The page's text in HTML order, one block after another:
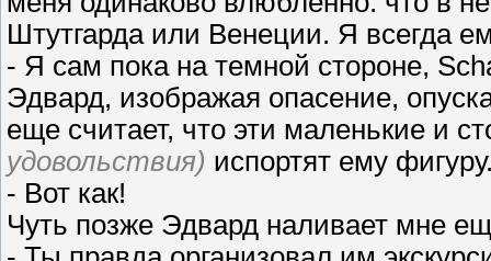
Штутгарда или Венеции. Я всегда
- Я сам пока на темной стороне,
Эдвард, изображая опасение,
еще считает, что эти маленькие и
удовольствия) испортят ему
- Вот как!
Чуть позже Эдвард наливает мне